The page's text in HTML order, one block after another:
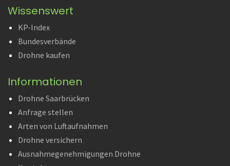
Wissenswert
KP-Index
Bundesverbände
Drohne kaufen
Informationen
Drohne Saarbrücken
Anfrage stellen
Arten von Luftaufnahmen
Drohne versichern
Ausnahmegenehmigungen Drohne